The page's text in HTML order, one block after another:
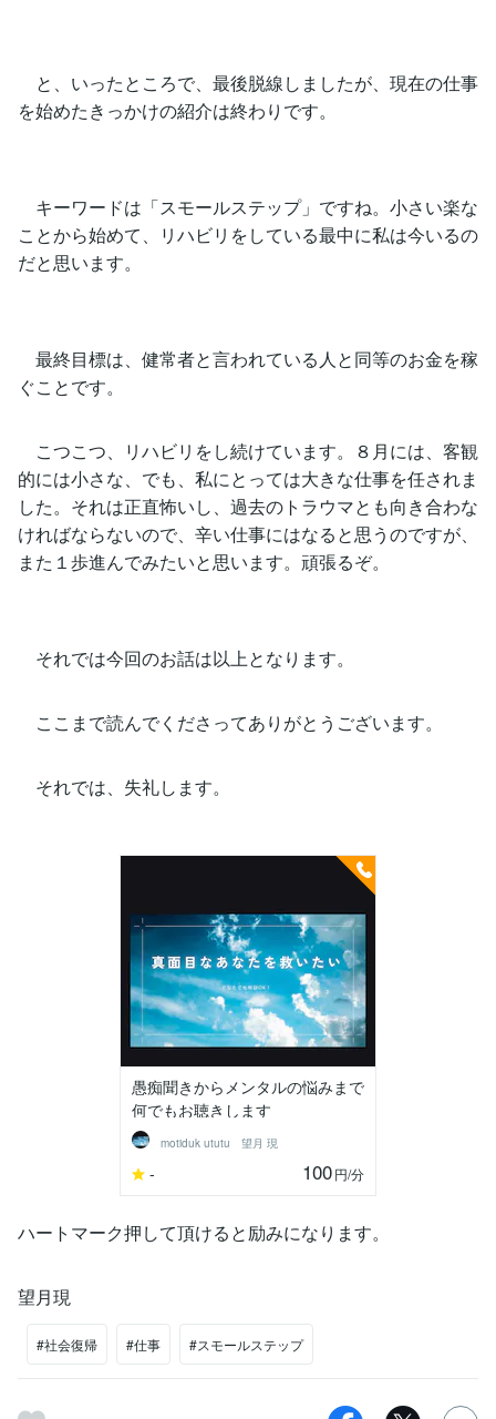
と、いったところで、最後脱線しましたが、現在の仕事
を始めたきっかけの紹介は終わりです。
キーワードは「スモールステップ」ですね。小さい楽な
ことから始めて、リハビリをしている最中に私は今いるの
だと思います。
最終目標は、健常者と言われている人と同等のお金を稼
ぐことです。
こつこつ、リハビリをし続けています。８月には、客観
的には小さな、でも、私にとっては大きな仕事を任されま
した。それは正直怖いし、過去のトラウマとも向き合わな
ければならないので、辛い仕事にはなると思うのですが、
また１歩進んでみたいと思います。頑張るぞ。
それでは今回のお話は以上となります。
ここまで読んでくださってありがとうございます。
それでは、失礼します。
愚痴聞きからメンタルの悩みまで
何でもお聴きします
motiduk ututu 望月 現
- 100円/分
ハートマーク押して頂けると励みになります。
望月現
#社会復帰 #仕事 #スモールステップ